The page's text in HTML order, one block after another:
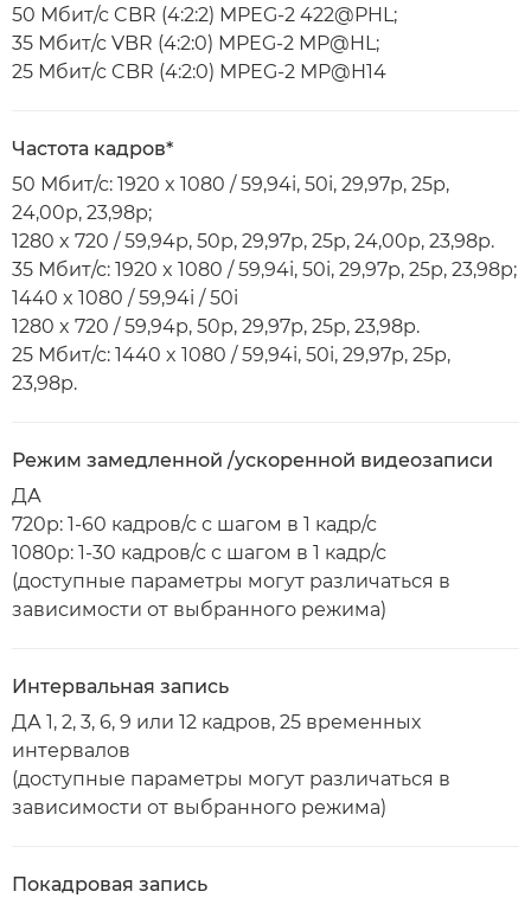
50 Мбит/с CBR (4:2:2) MPEG-2 422@PHL;
35 Мбит/с VBR (4:2:0) MPEG-2 MP@HL;
25 Мбит/с CBR (4:2:0) MPEG-2 MP@H14
Частота кадров*
50 Мбит/с: 1920 x 1080 / 59,94i, 50i, 29,97p, 25p,
24,00p, 23,98p;
1280 x 720 / 59,94p, 50p, 29,97p, 25p, 24,00p, 23,98p.
35 Мбит/с: 1920 x 1080 / 59,94i, 50i, 29,97p, 25p, 23,98p;
1440 x 1080 / 59,94i / 50i
1280 x 720 / 59,94p, 50p, 29,97p, 25p, 23,98p.
25 Мбит/с: 1440 x 1080 / 59,94i, 50i, 29,97p, 25p,
23,98p.
Режим замедленной /ускоренной видеозаписи
ДА
720p: 1-60 кадров/с с шагом в 1 кадр/с
1080p: 1-30 кадров/с с шагом в 1 кадр/с
(доступные параметры могут различаться в
зависимости от выбранного режима)
Интервальная запись
ДА 1, 2, 3, 6, 9 или 12 кадров, 25 временных
интервалов
(доступные параметры могут различаться в
зависимости от выбранного режима)
Покадровая запись